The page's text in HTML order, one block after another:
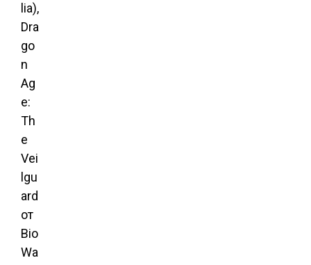
lia),
Dra
go
n
Ag
e:
Th
e
Vei
lgu
ard
от
Bio
Wa